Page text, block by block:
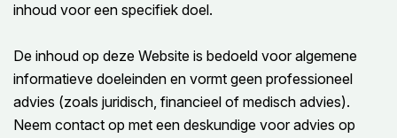
inhoud voor een specifiek doel.
De inhoud op deze Website is bedoeld voor algemene
informatieve doeleinden en vormt geen professioneel
advies (zoals juridisch, financieel of medisch advies).
Neem contact op met een deskundige voor advies op